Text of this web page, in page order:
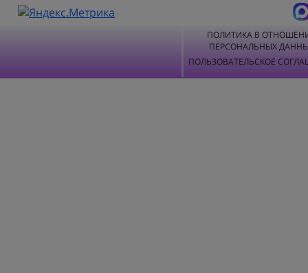
ПОЛИТИКА В
ПЕРСОНАЛЬНЫХ
ПОЛЬЗОВАТЕЛЬСКОЕ